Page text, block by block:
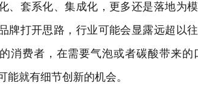
套系化、集成化，更多还是落地为模
牌打开思路，行业可能会显露远超以
消费者，在需要气泡或者碳酸带来
能就有细节创新的机会。